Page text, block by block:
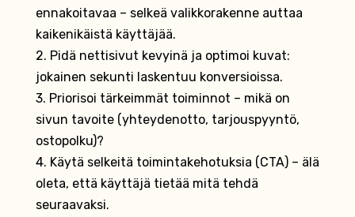
ennakoitavaa – selkeä valikkorakenne auttaa
kaikenikäistä käyttäjää.
2. Pidä nettisivut kevyinä ja optimoi kuvat:
jokainen sekunti laskentuu konversioissa.
3. Priorisoi tärkeimmät toiminnot – mikä on
sivun tavoite (yhteydenotto, tarjouspyyntö,
ostopolku)?
4. Käytä selkeitä toimintakehotuksia (CTA) – älä
oleta, että käyttäjä tietää mitä tehdä
seuraavaksi.